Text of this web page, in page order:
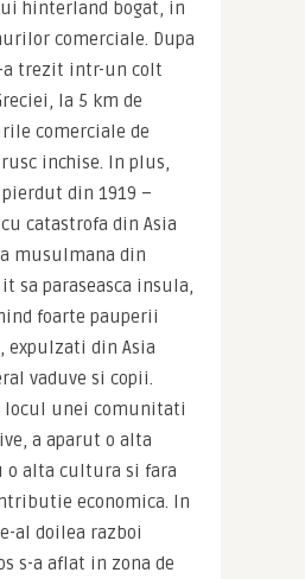
hinterland bogat, in
comerciale. Dupa
a trezit intr-un colt
la 5 km de
comerciale de
inchise. In plus,
din 1919 –
catastrofa din Asia
musulmana din
sa paraseasca insula,
foarte pauperii
expulzati din Asia
vaduve si copii.
locul unei comunitati
a aparut o alta
o alta cultura si fara
economica. In
al doilea razboi
s-a aflat in zona de